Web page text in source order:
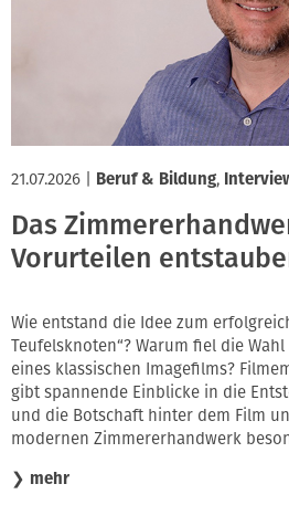
21.07.2026 Beruf & Bildung,
Das
Vorurteilen
Wie entstand die Idee zum
Teufelsknoten“? Warum fiel die
eines klassischen Imagefilms?
gibt spannende Einblicke in die
und die Botschaft hinter dem Film
modernen Zimmererhandwerk
❯ mehr